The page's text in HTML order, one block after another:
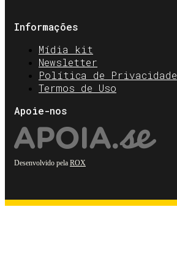
Informações
Mídia kit
Newsletter
Política de Privacidade
Termos de Uso
Apoie-nos
Desenvolvido pela ROX